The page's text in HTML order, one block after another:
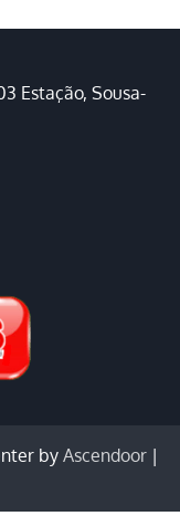
Estação, Sousa-
by Ascendoor |